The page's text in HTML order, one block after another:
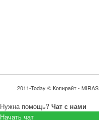
2011-Today © Копирайт - MIRAS
Нужна помощь? Чат с нами
Начать чат